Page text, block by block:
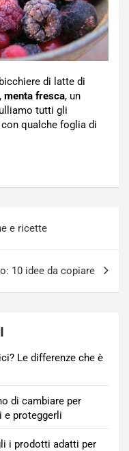
di latte di
, menta fresca, un
tutti gli
qualche foglia di
e ricette
10 idee da copiare
Le differenze che è
di cambiare per
e proteggerli
i prodotti adatti per